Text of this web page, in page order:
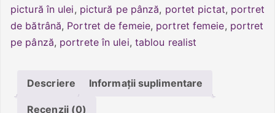
pictură în ulei, pictură pe pânză, portet pictat, portret
de bătrână, Portret de femeie, portret femeie, portret
pe pânză, portrete în ulei, tablou realist
Descriere Informații suplimentare
Recenzii (0)